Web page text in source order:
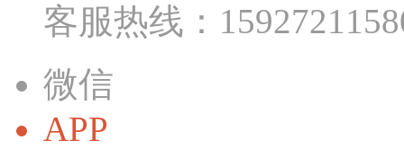
客服热线：
微信
APP